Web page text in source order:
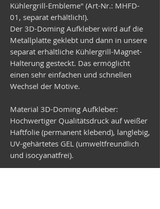
Kühlergrill-Embleme" (Art-Nr.: MHFD-
01, separat erhältlich!).
Der 3D-Doming Aufkleber wird auf die
Metallplatte geklebt und dann in unsere
separat erhältliche Kühlergrill-Magnet-
Halterung gesteckt. Das ermöglicht
einen sehr einfachen und schnellen
Wechsel der Motive.
Material 3D-Doming Aufkleber:
Hochwertiger Qualitätsdruck auf weißer
Haftfolie (permanent klebend), langlebig,
UV-gehärtetes GEL (umweltfreundlich
und isocyanatfrei).